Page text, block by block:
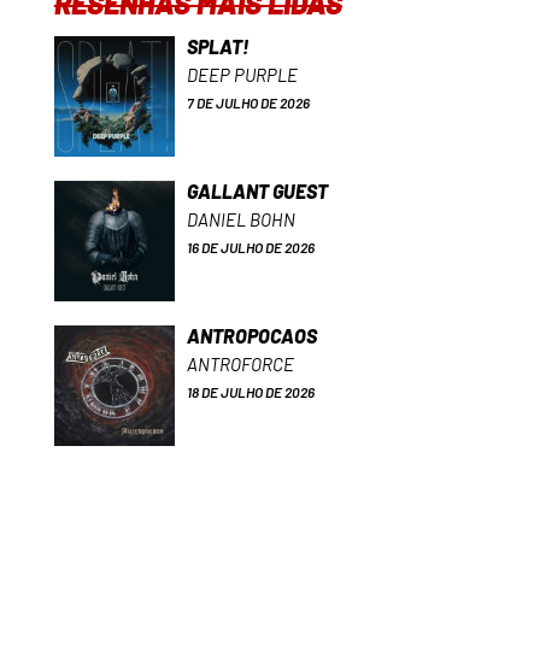
SPLAT!
DEEP PURPLE
7 DE JULHO DE 2026
GALLANT GUEST
DANIEL BOHN
16 DE JULHO DE 2026
ANTROPOCAOS
ANTROFORCE
18 DE JULHO DE 2026